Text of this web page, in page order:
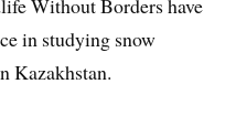
Without Borders have
in studying snow
Kazakhstan.